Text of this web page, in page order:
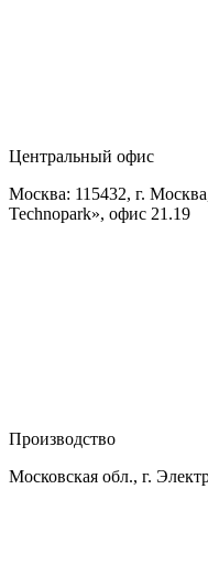
Центральный офис
Москва: 115432, г.
Technopark», офис 21.19
Производство
Московская обл., г.